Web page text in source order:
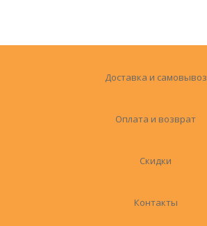
Доставка и самовывоз
Оплата и возврат
Скидки
Контакты